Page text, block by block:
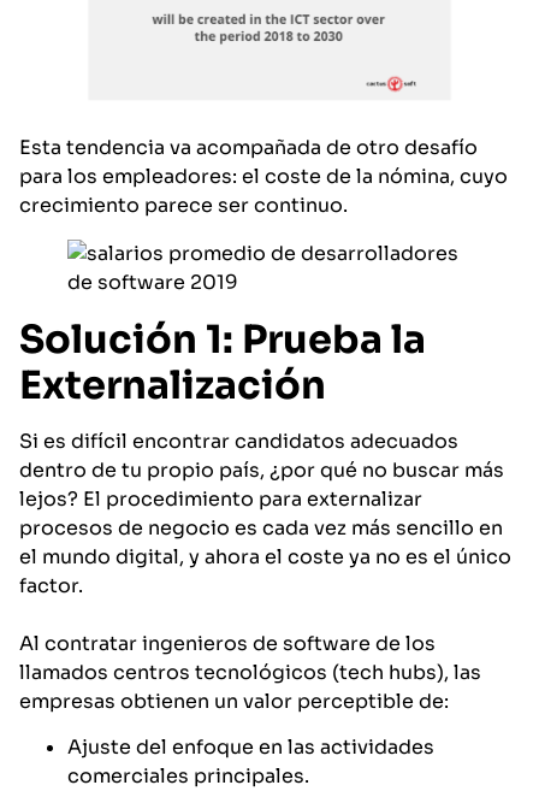
Esta tendencia va acompañada de otro desafío
para los empleadores: el coste de la nómina, cuyo
crecimiento parece ser continuo.
Solución 1: Prueba la
Externalización
Si es difícil encontrar candidatos adecuados
dentro de tu propio país, ¿por qué no buscar más
lejos? El procedimiento para externalizar
procesos de negocio es cada vez más sencillo en
el mundo digital, y ahora el coste ya no es el único
factor.
Al contratar ingenieros de software de los
llamados centros tecnológicos (tech hubs), las
empresas obtienen un valor perceptible de:
Ajuste del enfoque en las actividades
comerciales principales.